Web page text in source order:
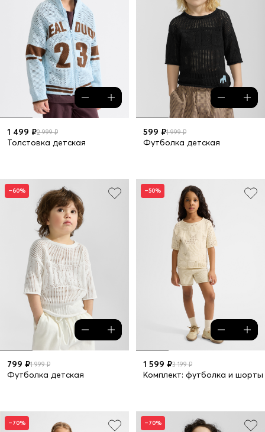
1 499 ₽2 999 ₽
Толстовка детская
599 ₽1 999 ₽
Футболка детская
–60%
799 ₽1 999 ₽
Футболка детская
–50%
1 599 ₽3 199 ₽
Комплект: футболка и шорты
–70% –70%